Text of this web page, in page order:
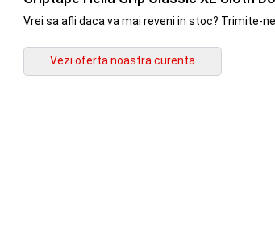
Vrei sa afli daca va mai reveni in stoc? Trimite-